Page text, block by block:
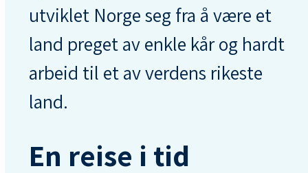
utviklet Norge seg fra å være et
land preget av enkle kår og hardt
arbeid til et av verdens rikeste
land.
En reise i tid